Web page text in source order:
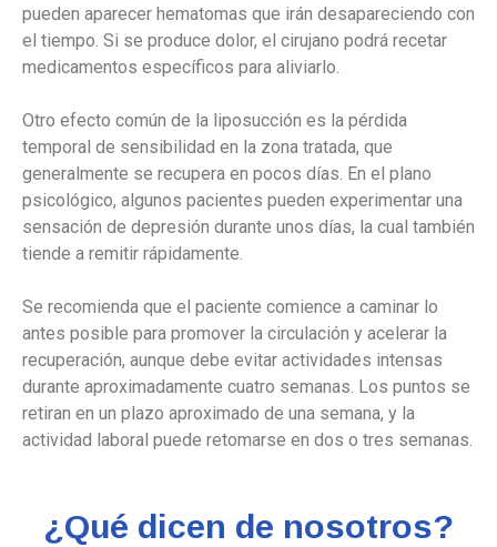
pueden aparecer hematomas que irán desapareciendo con
el tiempo. Si se produce dolor, el cirujano podrá recetar
medicamentos específicos para aliviarlo.
Otro efecto común de la liposucción es la pérdida
temporal de sensibilidad en la zona tratada, que
generalmente se recupera en pocos días. En el plano
psicológico, algunos pacientes pueden experimentar una
sensación de depresión durante unos días, la cual también
tiende a remitir rápidamente.
Se recomienda que el paciente comience a caminar lo
antes posible para promover la circulación y acelerar la
recuperación, aunque debe evitar actividades intensas
durante aproximadamente cuatro semanas. Los puntos se
retiran en un plazo aproximado de una semana, y la
actividad laboral puede retomarse en dos o tres semanas.
¿Qué dicen de nosotros?